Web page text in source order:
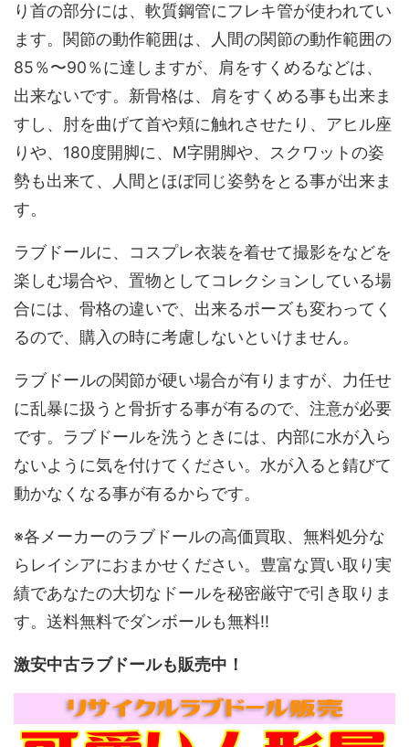
り首の部分には、軟質鋼管にフレキ管が使われてい
ます。関節の動作範囲は、人間の関節の動作範囲の
85％〜90％に達しますが、肩をすくめるなどは、
出来ないです。新骨格は、肩をすくめる事も出来ま
すし、肘を曲げて首や頬に触れさせたり、アヒル座
りや、180度開脚に、M字開脚や、スクワットの姿
勢も出来て、人間とほぼ同じ姿勢をとる事が出来ま
す。
ラブドールに、コスプレ衣装を着せて撮影をなどを
楽しむ場合や、置物としてコレクションしている場
合には、骨格の違いで、出来るポーズも変わってく
るので、購入の時に考慮しないといけません。
ラブドールの関節が硬い場合が有りますが、力任せ
に乱暴に扱うと骨折する事が有るので、注意が必要
です。ラブドールを洗うときには、内部に水が入ら
ないように気を付けてください。水が入ると錆びて
動かなくなる事が有るからです。
※各メーカーのラブドールの高価買取、無料処分な
らレイシアにおまかせください。豊富な買い取り実
績であなたの大切なドールを秘密厳守で引き取りま
す。送料無料でダンボールも無料!!
激安中古ラブドールも販売中！